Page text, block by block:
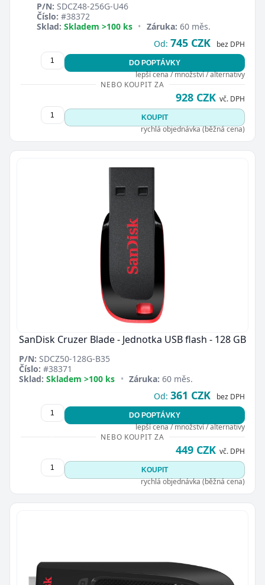
P/N: SDCZ48-256G-U46
Číslo: #38372
Sklad: Skladem >100 ks • Záruka: 60 měs.
Od: 745 CZK bez DPH
DO POPTÁVKY
lepší cena / množství / alternativy
NEBO KOUPIT ZA
928 CZK vč. DPH
KOUPIT
rychlá objednávka (běžná cena)
SanDisk Cruzer Blade - Jednotka USB flash - 128 GB
P/N: SDCZ50-128G-B35
Číslo: #38371
Sklad: Skladem >100 ks • Záruka: 60 měs.
Od: 361 CZK bez DPH
DO POPTÁVKY
lepší cena / množství / alternativy
NEBO KOUPIT ZA
449 CZK vč. DPH
KOUPIT
rychlá objednávka (běžná cena)